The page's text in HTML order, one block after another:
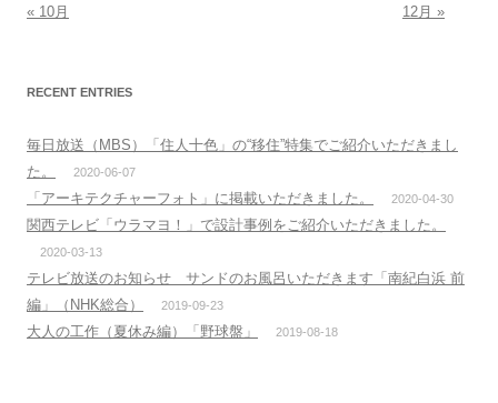
« 10月 12月 »
RECENT ENTRIES
毎日放送（MBS）「住人十色」の“移住”特集でご紹介いただきまし
た。
2020-06-07
「アーキテクチャーフォト」に掲載いただきました。 2020-04-30
関西テレビ「ウラマヨ！」で設計事例をご紹介いただきました。
2020-03-13
テレビ放送のお知らせ サンドのお風呂いただきます「南紀白浜 前
編」（NHK総合）
2019-09-23
大人の工作（夏休み編）「野球盤」 2019-08-18